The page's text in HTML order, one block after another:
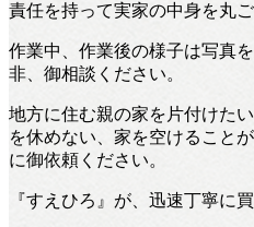
責任を持って実家の中身を丸
作業中、作業後の様子は写真
非、御相談ください。
地方に住む親の家を片付けた
を休めない、家を空けること
に御依頼ください。
『すえひろ』が、迅速丁寧に